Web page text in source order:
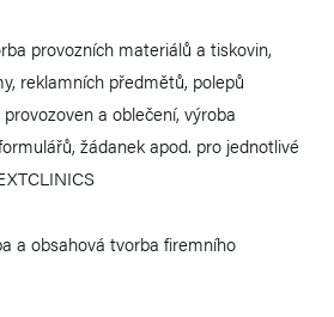
provozních materiálů a tiskovin,
reklamních předmětů, polepů
a oblečení, výroba
žádanek apod. pro jednotlivé
a obsahová tvorba firemního